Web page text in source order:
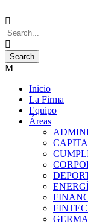
Inicio
La Firma
Equipo
Áreas